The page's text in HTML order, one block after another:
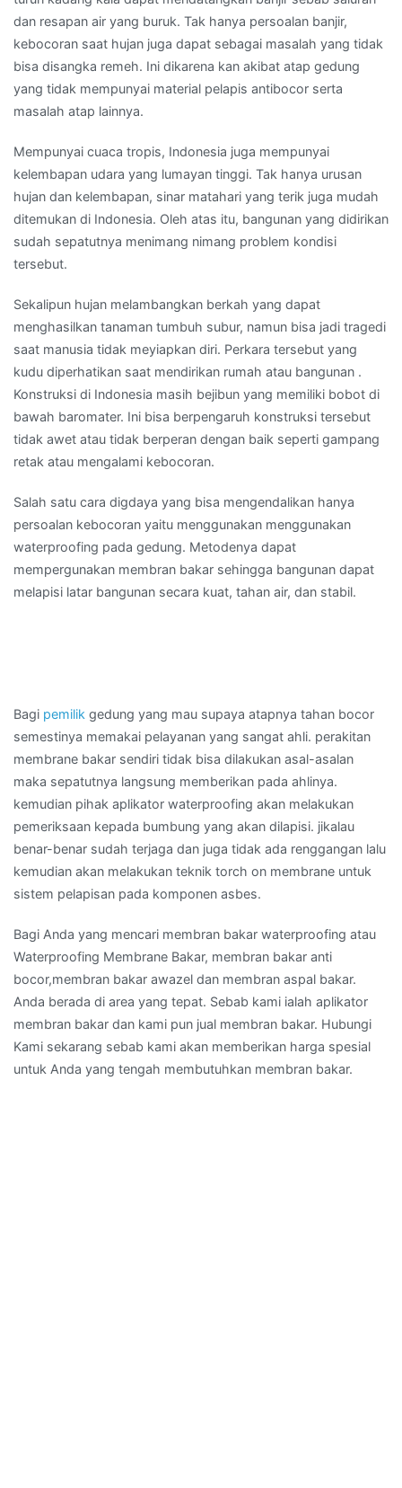
dan resapan air yang buruk. Tak hanya persoalan banjir,
kebocoran saat hujan juga dapat sebagai masalah yang tidak
bisa disangka remeh. Ini dikarena kan akibat atap gedung
yang tidak mempunyai material pelapis antibocor serta
masalah atap lainnya.
Mempunyai cuaca tropis, Indonesia juga mempunyai
kelembapan udara yang lumayan tinggi. Tak hanya urusan
hujan dan kelembapan, sinar matahari yang terik juga mudah
ditemukan di Indonesia. Oleh atas itu, bangunan yang didirikan
sudah sepatutnya menimang nimang problem kondisi
tersebut.
Sekalipun hujan melambangkan berkah yang dapat
menghasilkan tanaman tumbuh subur, namun bisa jadi tragedi
saat manusia tidak meyiapkan diri. Perkara tersebut yang
kudu diperhatikan saat mendirikan rumah atau bangunan .
Konstruksi di Indonesia masih bejibun yang memiliki bobot di
bawah baromater. Ini bisa berpengaruh konstruksi tersebut
tidak awet atau tidak berperan dengan baik seperti gampang
retak atau mengalami kebocoran.
Salah satu cara digdaya yang bisa mengendalikan hanya
persoalan kebocoran yaitu menggunakan menggunakan
waterproofing pada gedung. Metodenya dapat
mempergunakan membran bakar sehingga bangunan dapat
melapisi latar bangunan secara kuat, tahan air, dan stabil.
Bagi pemilik gedung yang mau supaya atapnya tahan bocor
semestinya memakai pelayanan yang sangat ahli. perakitan
membrane bakar sendiri tidak bisa dilakukan asal-asalan
maka sepatutnya langsung memberikan pada ahlinya.
kemudian pihak aplikator waterproofing akan melakukan
pemeriksaan kepada bumbung yang akan dilapisi. jikalau
benar-benar sudah terjaga dan juga tidak ada renggangan lalu
kemudian akan melakukan teknik torch on membrane untuk
sistem pelapisan pada komponen asbes.
Bagi Anda yang mencari membran bakar waterproofing atau
Waterproofing Membrane Bakar, membran bakar anti
bocor,membran bakar awazel dan membran aspal bakar.
Anda berada di area yang tepat. Sebab kami ialah aplikator
membran bakar dan kami pun jual membran bakar. Hubungi
Kami sekarang sebab kami akan memberikan harga spesial
untuk Anda yang tengah membutuhkan membran bakar.